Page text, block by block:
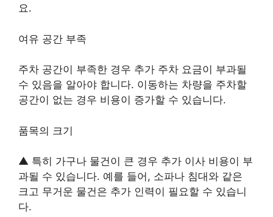
요.
여유 공간 부족
주차 공간이 부족한 경우 추가 주차 요금이 부과될
수 있음을 알아야 합니다. 이동하는 차량을 주차할
공간이 없는 경우 비용이 증가할 수 있습니다.
품목의 크기
▲ 특히 가구나 물건이 큰 경우 추가 이사 비용이 부
과될 수 있습니다. 예를 들어, 소파나 침대와 같은
크고 무거운 물건은 추가 인력이 필요할 수 있습니
다.